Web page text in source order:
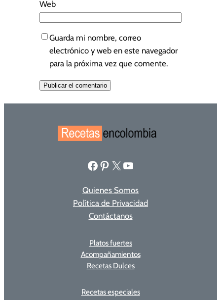
Web
Guarda mi nombre, correo
electrónico y web en este navegador
para la próxima vez que comente.
Facebook Pinterest X YouTube
Quienes Somos
Política de Privacidad
Contáctanos
Platos fuertes
Acompañamientos
Recetas Dulces
Recetas especiales